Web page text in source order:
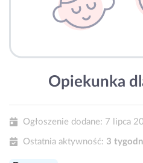
Opiekunka
Ogłoszenie dodane: 7 lipca
Ostatnia aktywność: 3